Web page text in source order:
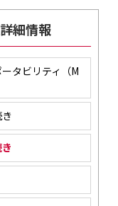
細情報
タビリティ（M